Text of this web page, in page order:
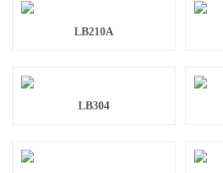
LB210A
LB304